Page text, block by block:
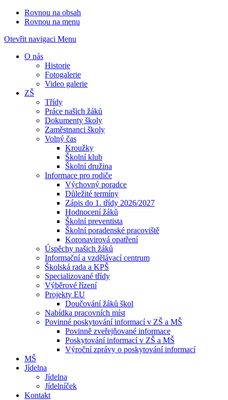
Rovnou na obsah
Rovnou na menu
Otevřit navigaci Menu
O nás
Historie
Fotogalerie
Video galerie
ZŠ
Třídy
Práce našich žáků
Dokumenty školy
Zaměstnanci školy
Volný čas
Kroužky
Školní klub
Školní družina
Informace pro rodiče
Výchovný poradce
Důležité termíny
Zápis do 1. třídy 2026/2027
Hodnocení žáků
Školní preventista
Školní poradenské pracoviště
Koronavirová opatření
Úspěchy našich žáků
Informační a vzdělávací centrum
Školská rada a KPŠ
Specializované třídy
Výběrové řízení
Projekty EU
Doučování žáků škol
Nabídka pracovních míst
Povinné poskytování informací v ZŠ a MŠ
Povinně zveřejňované informace
Poskytování informací v ZŠ a MŠ
Výroční zprávy o poskytování informací
MŠ
Jídelna
Jídelna
Jídelníček
Kontakt